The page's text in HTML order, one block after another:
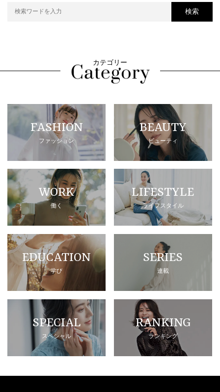
検索
カテゴリー
FASHION
ファッション
BEAUTY
ビューティ
WORK
働く
LIFESTYLE
ライフスタイル
EDUCATION
学び
SERIES
連載
SPECIAL
スペシャル
RANKING
ランキング